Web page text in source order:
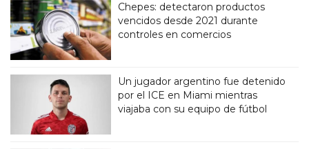
Chepes: detectaron productos
vencidos desde 2021 durante
controles en comercios
Un jugador argentino fue detenido
por el ICE en Miami mientras
viajaba con su equipo de fútbol